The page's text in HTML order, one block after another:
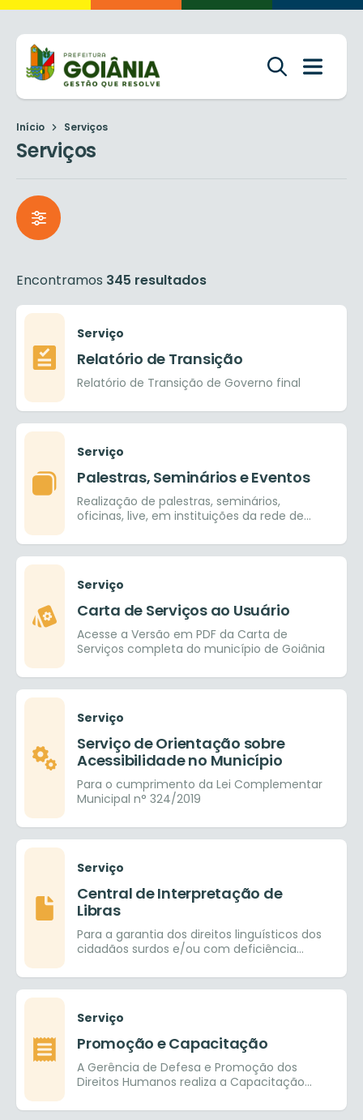
Início Serviços
Serviços
Encontramos 345 resultados
Serviço
Relatório de Transição
Relatório de Transição de Governo final
Serviço
Palestras, Seminários e Eventos
Realização de palestras, seminários,
oficinas, live, em instituições da rede de
fundamental, médio e superior.
Serviço
Carta de Serviços ao Usuário
Acesse a Versão em PDF da Carta de
Serviços completa do município de Goiânia
Serviço
Serviço de Orientação sobre
Acessibilidade no Município
Para o cumprimento da Lei Complementar
Municipal n° 324/2019
Serviço
Central de Interpretação de
Libras
Para a garantia dos direitos linguísticos dos
cidadãos surdos e/ou com deficiência
social
Serviço
Promoção e Capacitação
A Gerência de Defesa e Promoção dos
Direitos Humanos realiza a Capacitação
município e público